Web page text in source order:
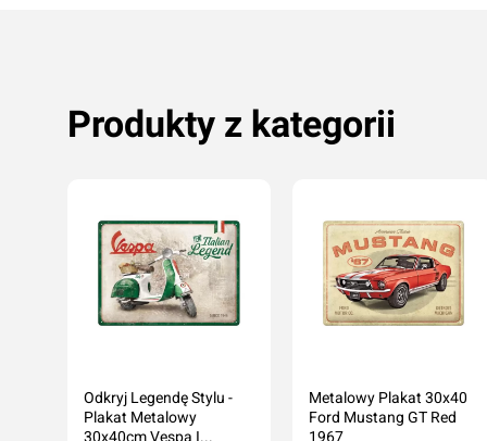
Produkty z kategorii
Odkryj Legendę Stylu -
Plakat Metalowy
30x40cm Vespa I...
Metalowy Plakat 30x40
Ford Mustang GT Red
1967